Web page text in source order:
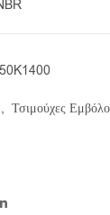
, Τσιμούχες